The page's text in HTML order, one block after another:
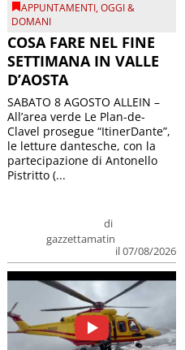
APPUNTAMENTI,OGGI &
DOMANI
COSA FARE NEL FINE
SETTIMANA IN VALLE
D’AOSTA
di
gazzettamatin
il 07/08/2026
SABATO 8 AGOSTO ALLEIN –
All’area verde Le Plan-de-
Clavel prosegue “ItinerDante”,
le letture dantesche, con la
partecipazione di Antonello
Pistritto (...